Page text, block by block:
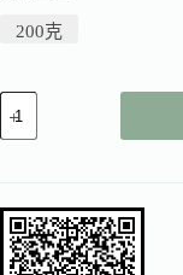
200克